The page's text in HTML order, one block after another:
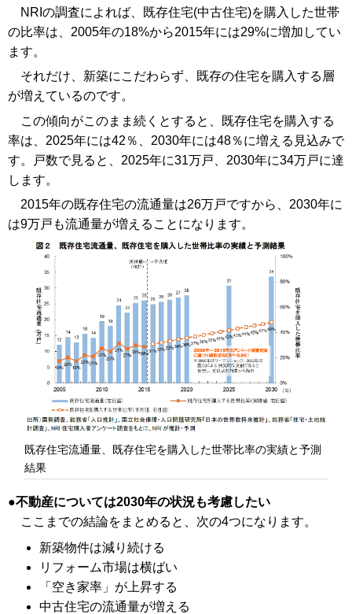
NRIの調査によれば、既存住宅(中古住宅)を購入した世帯
の比率は、2005年の18%から2015年には29%に増加してい
ます。
それだけ、新築にこだわらず、既存の住宅を購入する層
が増えているのです。
この傾向がこのまま続くとすると、既存住宅を購入する
率は、2025年には42％、2030年には48％に増える見込みで
す。戸数で見ると、2025年に31万戸、2030年に34万戸に達
します。
2015年の既存住宅の流通量は26万戸ですから、2030年に
は9万戸も流通量が増えることになります。
既存住宅流通量、既存住宅を購入した世帯比率の実績と予測
結果
不動産については2030年の状況も考慮したい
ここまでの結論をまとめると、次の4つになります。
新築物件は減り続ける
リフォーム市場は横ばい
「空き家率」が上昇する
中古住宅の流通量が増える